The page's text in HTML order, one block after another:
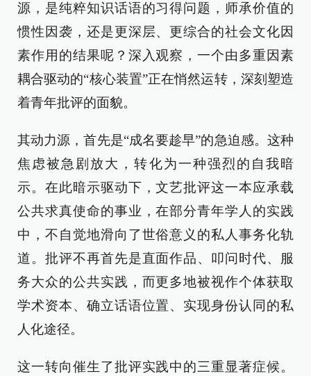
源，是纯粹知识话语的习得问题，师承价值的
惯性因袭，还是更深层、更综合的社会文化因
素作用的结果呢？深入观察，一个由多重因素
耦合驱动的“核心装置”正在悄然运转，深刻塑造
着青年批评的面貌。
其动力源，首先是“成名要趁早”的急迫感。这种
焦虑被急剧放大，转化为一种强烈的自我暗
示。在此暗示驱动下，文艺批评这一本应承载
公共求真使命的事业，在部分青年学人的实践
中，不自觉地滑向了世俗意义的私人事务化轨
道。批评不再首先是直面作品、叩问时代、服
务大众的公共实践，而更多地被视作个体获取
学术资本、确立话语位置、实现身份认同的私
人化途径。
这一转向催生了批评实践中的三重显著症候。